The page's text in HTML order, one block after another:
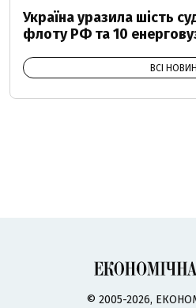
Україна уразила шість
флоту РФ та 10
ВСІ
© 2005-2026,